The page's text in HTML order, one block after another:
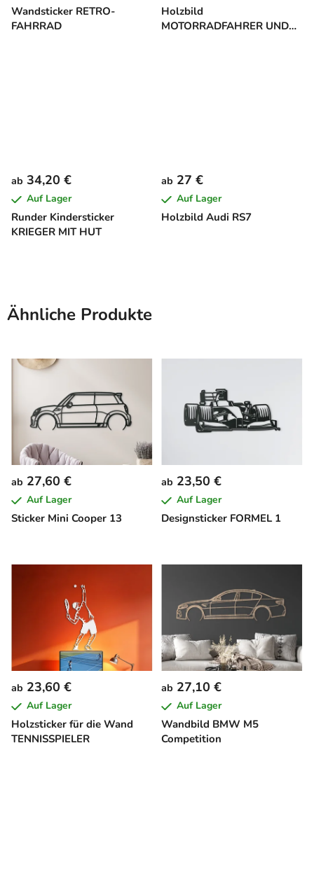
Wandsticker RETRO-
FAHRRAD
Holzbild
MOTORRADFAHRER UND
Runder Kindersticker
KRIEGER MIT HUT
ab 34,20 €
Auf Lager
Holzbild Audi RS7
ab 27 €
Auf Lager
Ähnliche Produkte
Sticker Mini Cooper 13
ab 27,60 €
Auf Lager
Designsticker FORMEL 1
ab 23,50 €
Auf Lager
Holzsticker für die Wand
TENNISSPIELER
ab 23,60 €
Auf Lager
Wandbild BMW M5
Competition
ab 27,10 €
Auf Lager